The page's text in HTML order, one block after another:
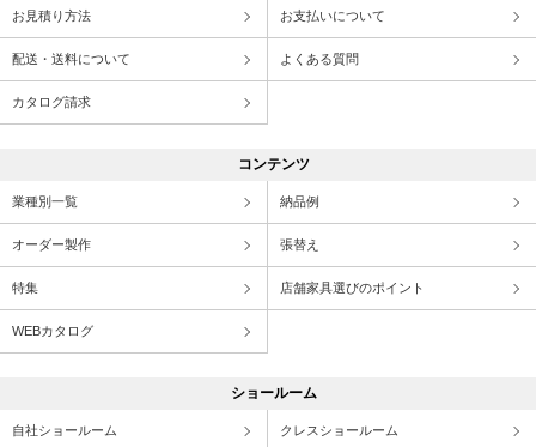
お見積り方法 お支払いについて
配送・送料について よくある質問
カタログ請求
コンテンツ
業種別一覧 納品例
オーダー製作 張替え
特集 店舗家具選びのポイント
WEBカタログ
ショールーム
自社ショールーム クレスショールーム